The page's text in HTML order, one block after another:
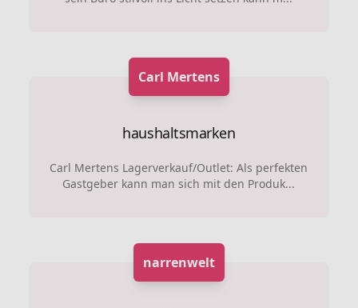
Carl Mertens
haushaltsmarken
Carl Mertens Lagerverkauf/Outlet: Als perfekten
Gastgeber kann man sich mit den Produk...
narrenwelt